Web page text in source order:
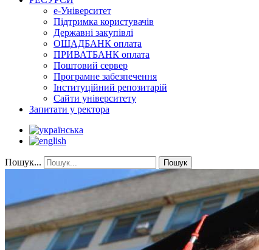
е-Університет
Підтримка користувачів
Державні закупівлі
ОЩАДБАНК оплата
ПРИВАТБАНК оплата
Поштовий сервер
Програмне забезпечення
Інституційний репозитарій
Сайти університету
Запитати у ректора
Пошук... Пошук